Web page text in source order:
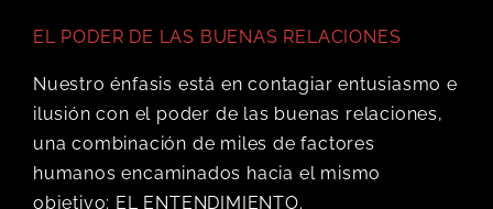
EL PODER DE LAS BUENAS RELACIONES
Nuestro énfasis está en contagiar entusiasmo e
ilusión con el poder de las buenas relaciones,
una combinación de miles de factores
humanos encaminados hacia el mismo
objetivo: EL ENTENDIMIENTO.